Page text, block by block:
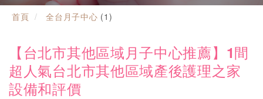
首頁 全台月子中心 (1 )
【台北市其他區域月子中心推薦】1間
超人氣台北市其他區域產後護理之家
設備和評價